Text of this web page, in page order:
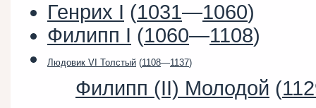
Генрих I (1031—1060)
Филипп I (1060—1108)
Людовик VI Толстый (1108—1137)
Филипп (II) Молодой (